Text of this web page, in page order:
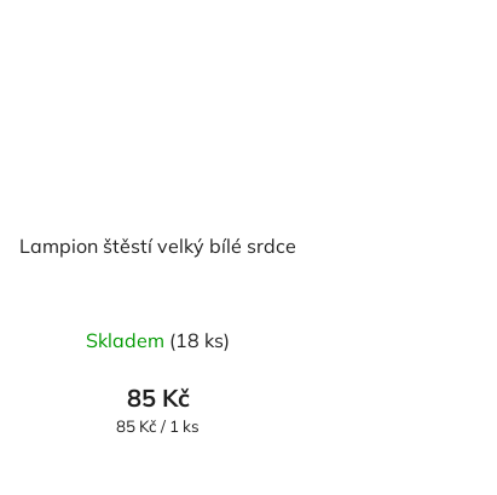
Lampion štěstí velký bílé srdce
Skladem (18 ks)
85 Kč
Měrná
85 Kč / 1 ks